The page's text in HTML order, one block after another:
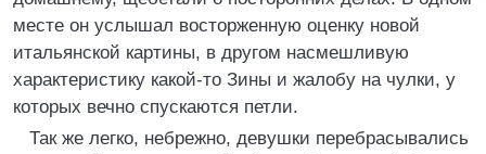
месте он услышал восторженную оценку новой
итальянской картины, в другом насмешливую
характеристику какой-то Зины и жалобу на чулки, у
которых вечно спускаются петли.
Так же легко, небрежно, девушки перебрасывались